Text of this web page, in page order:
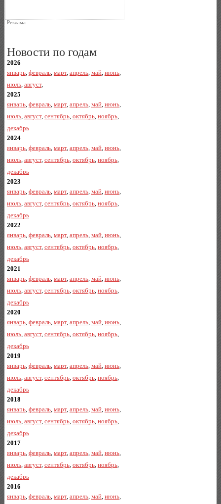
Реклама
Новости по годам
2026
январь, февраль, март, апрель, май, июнь,
июль, август,
2025
январь, февраль, март, апрель, май, июнь,
июль, август, сентябрь, октябрь, ноябрь,
декабрь
2024
январь, февраль, март, апрель, май, июнь,
июль, август, сентябрь, октябрь, ноябрь,
декабрь
2023
январь, февраль, март, апрель, май, июнь,
июль, август, сентябрь, октябрь, ноябрь,
декабрь
2022
январь, февраль, март, апрель, май, июнь,
июль, август, сентябрь, октябрь, ноябрь,
декабрь
2021
январь, февраль, март, апрель, май, июнь,
июль, август, сентябрь, октябрь, ноябрь,
декабрь
2020
январь, февраль, март, апрель, май, июнь,
июль, август, сентябрь, октябрь, ноябрь,
декабрь
2019
январь, февраль, март, апрель, май, июнь,
июль, август, сентябрь, октябрь, ноябрь,
декабрь
2018
январь, февраль, март, апрель, май, июнь,
июль, август, сентябрь, октябрь, ноябрь,
декабрь
2017
январь, февраль, март, апрель, май, июнь,
июль, август, сентябрь, октябрь, ноябрь,
декабрь
2016
январь, февраль, март, апрель, май, июнь,